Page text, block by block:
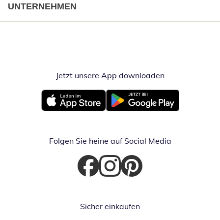
UNTERNEHMEN
Jetzt unsere App downloadenÖffnet in
Öffnet in neuem FensterÖffnet in neuem Fenster
Folgen Sie heine auf Social Media
Öffnet in neuem Fenster
Öffnet in neuem Fenster
Öffnet in neuem Fenster
Sicher einkaufen